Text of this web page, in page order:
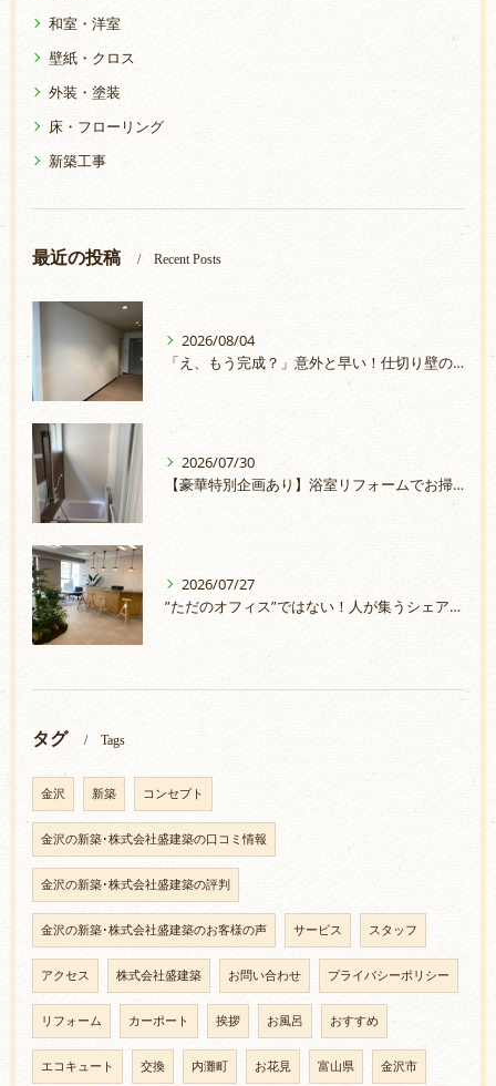
和室・洋室
壁紙・クロス
外装・塗装
床・フローリング
新築工事
最近の投稿 Recent Posts
2026/08/04
「え、もう完成？」意外と早い！仕切り壁の取付
2026/07/30
【豪華特別企画あり】浴室リフォームでお掃除ラクラク＆安心のお風呂へ
2026/07/27
”ただのオフィス”ではない！人が集うシェアオフィスづくり
タグ Tags
金沢 新築 コンセプト
金沢の新築･株式会社盛建築の口コミ情報
金沢の新築･株式会社盛建築の評判
金沢の新築･株式会社盛建築のお客様の声 サービス スタッフ
アクセス 株式会社盛建築 お問い合わせ プライバシーポリシー
リフォーム カーポート 挨拶 お風呂 おすすめ
エコキュート 交換 内灘町 お花見 富山県 金沢市